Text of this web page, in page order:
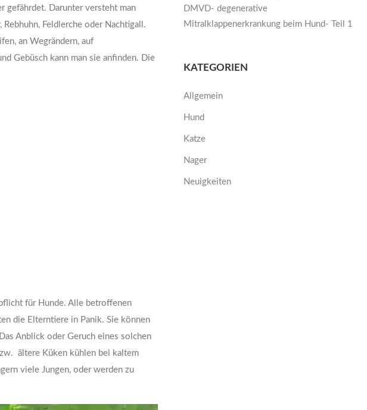
gefährdet. Darunter versteht man
Feldlerche oder Nachtigall.
an Wegrändern, auf
Gebüsch kann man sie anfinden. Die
für Hunde. Alle betroffenen
die Elterntiere in Panik. Sie können
Anblick oder Geruch eines solchen
ältere Küken kühlen bei kaltem
viele Jungen, oder werden zu
DMVD- degenerative
Mitralklappenerkrankung beim Hund- Teil 1
KATEGORIEN
Allgemein
Hund
Katze
Nager
Neuigkeiten